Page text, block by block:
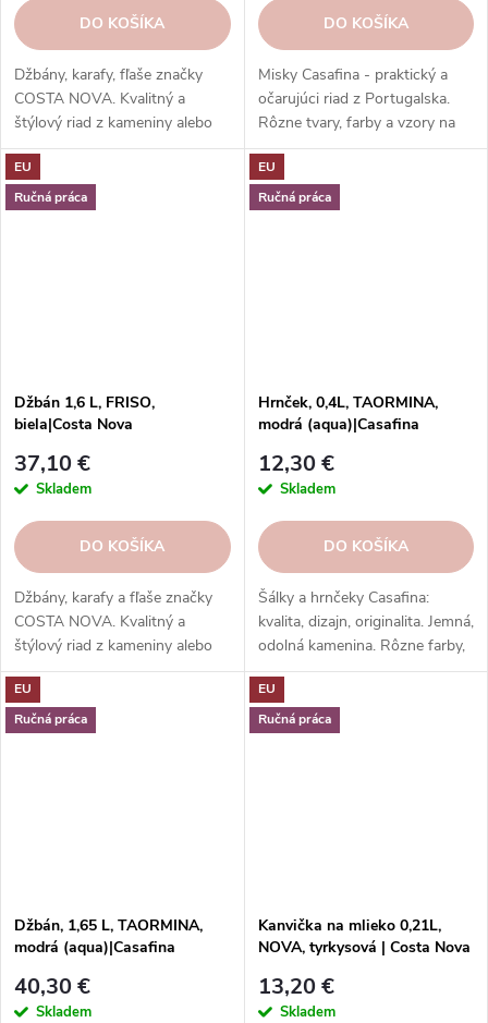
DO KOŠÍKA
Džbány, karafy, fľaše značky
COSTA NOVA. Kvalitný a
štýlový riad z kameniny alebo
kvalitného skla. Rôzne kolekcie,
farby a dekory. Odolné,
bezpečné a ľahko umývateľné.
DO KOŠÍKA
Misky Casafina - praktický a
očarujúci riad z Portugalska.
Rôzne tvary, farby a vzory na
každú príležitosť. Misky
Casafina - radosť zo života.
EU
Ručná práca
Džbán 1,6 L, FRISO,
biela|Costa Nova
37,10 €
Skladem
DO KOŠÍKA
Džbány, karafy a fľaše značky
COSTA NOVA. Kvalitný a
štýlový riad z kameniny alebo
kvalitného skla. Rôzne kolekcie,
farby a vzory. Odolný, bezpečný
a ľahko umývateľný.
EU
Ručná práca
Hrnček, 0,4L, TAORMINA,
modrá (aqua)|Casafina
12,30 €
Skladem
DO KOŠÍKA
Šálky a hrnčeky Casafina:
kvalita, dizajn, originalita. Jemná,
odolná kamenina. Rôzne farby,
vzory, tvary. Na každý nápoj a
príležitosť.
EU
Ručná práca
Džbán, 1,65 L, TAORMINA,
modrá (aqua)|Casafina
40,30 €
Skladem
EU
Ručná práca
Kanvička na mlieko 0,21L,
NOVA, tyrkysová | Costa Nova
13,20 €
Skladem